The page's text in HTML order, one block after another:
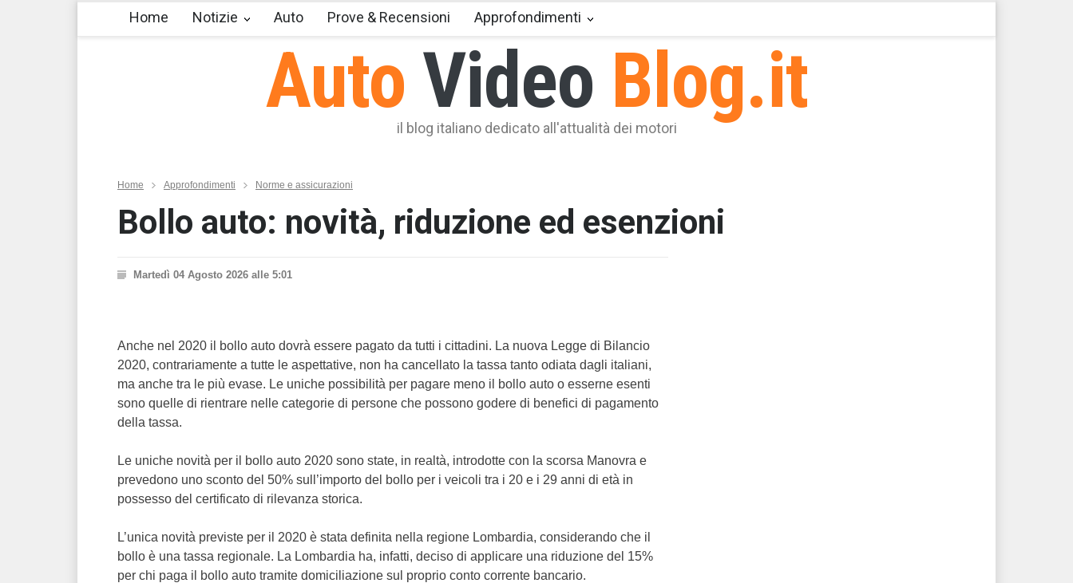
Auto Video Blog.it
il blog italiano dedicato all'attualità dei motori
Home Notizie Auto Prove & Recensioni Approfondimenti
Home Approfondimenti Norme e assicurazioni
Bollo auto: novità, riduzione ed esenzioni
Martedì 04 Agosto 2026 alle 5:01
Anche nel 2020 il bollo auto dovrà essere pagato da tutti i cittadini. La nuova Legge di Bilancio
2020, contrariamente a tutte le aspettative, non ha cancellato la tassa tanto odiata dagli italiani,
ma anche tra le più evase. Le uniche possibilità per pagare meno il bollo auto o esserne esenti
sono quelle di rientrare nelle categorie di persone che possono godere di benefici di pagamento
della tassa.
Le uniche novità per il bollo auto 2020 sono state, in realtà, introdotte con la scorsa Manovra e
prevedono uno sconto del 50% sull’importo del bollo per i veicoli tra i 20 e i 29 anni di età in
possesso del certificato di rilevanza storica.
L’unica novità previste per il 2020 è stata definita nella regione Lombardia, considerando che il
bollo è una tassa regionale. La Lombardia ha, infatti, deciso di applicare una riduzione del 15%
per chi paga il bollo auto tramite domiciliazione sul proprio conto corrente bancario.